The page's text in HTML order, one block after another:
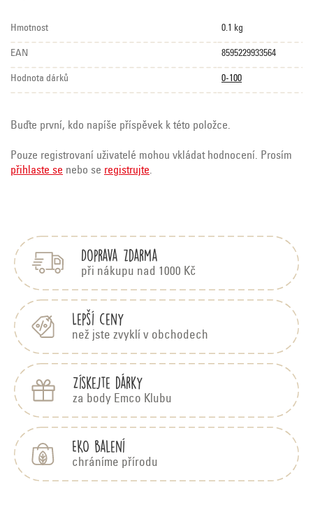
Hmotnost 0.1 kg
EAN 8595229933564
Hodnota dárků 0-100
Buďte první, kdo napíše příspěvek k této položce.
Pouze registrovaní uživatelé mohou vkládat hodnocení. Prosím
přihlaste se nebo se registrujte.
Doprava zdarma
při nákupu nad 1000 Kč
Lepší ceny
než jste zvyklí v obchodech
Získejte dárky
za body Emco Klubu
EKO balení
chráníme přírodu